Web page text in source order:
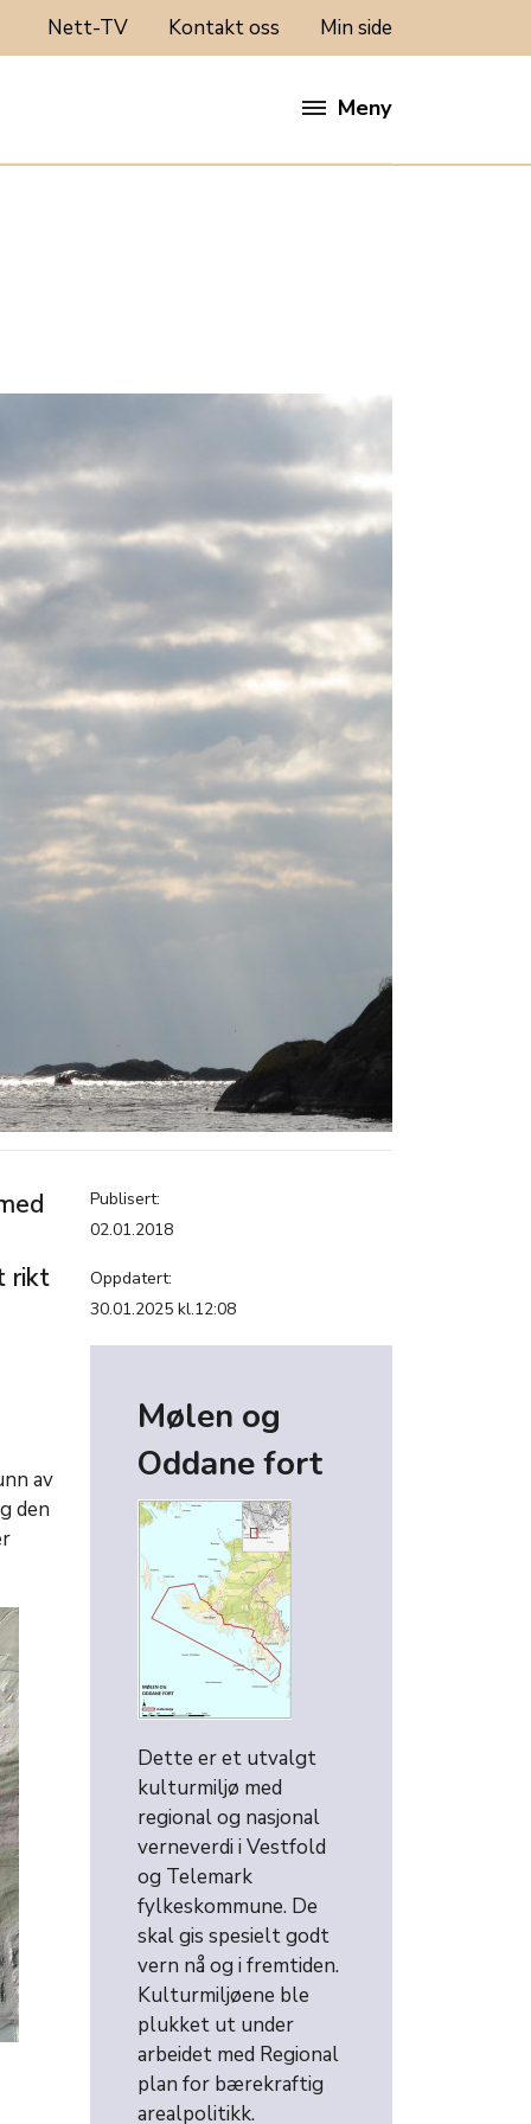
Nett-TV Kontakt oss Min side
Meny
rikt
av
den
Publisert:
02.01.2018
Oppdatert:
30.01.2025 kl.12:08
Mølen og
Oddane fort
Dette er et utvalgt
kulturmiljø med
regional og nasjonal
verneverdi i Vestfold
og Telemark
fylkeskommune. De
skal gis spesielt godt
vern nå og i fremtiden.
Kulturmiljøene ble
plukket ut under
arbeidet med Regional
plan for bærekraftig
arealpolitikk.